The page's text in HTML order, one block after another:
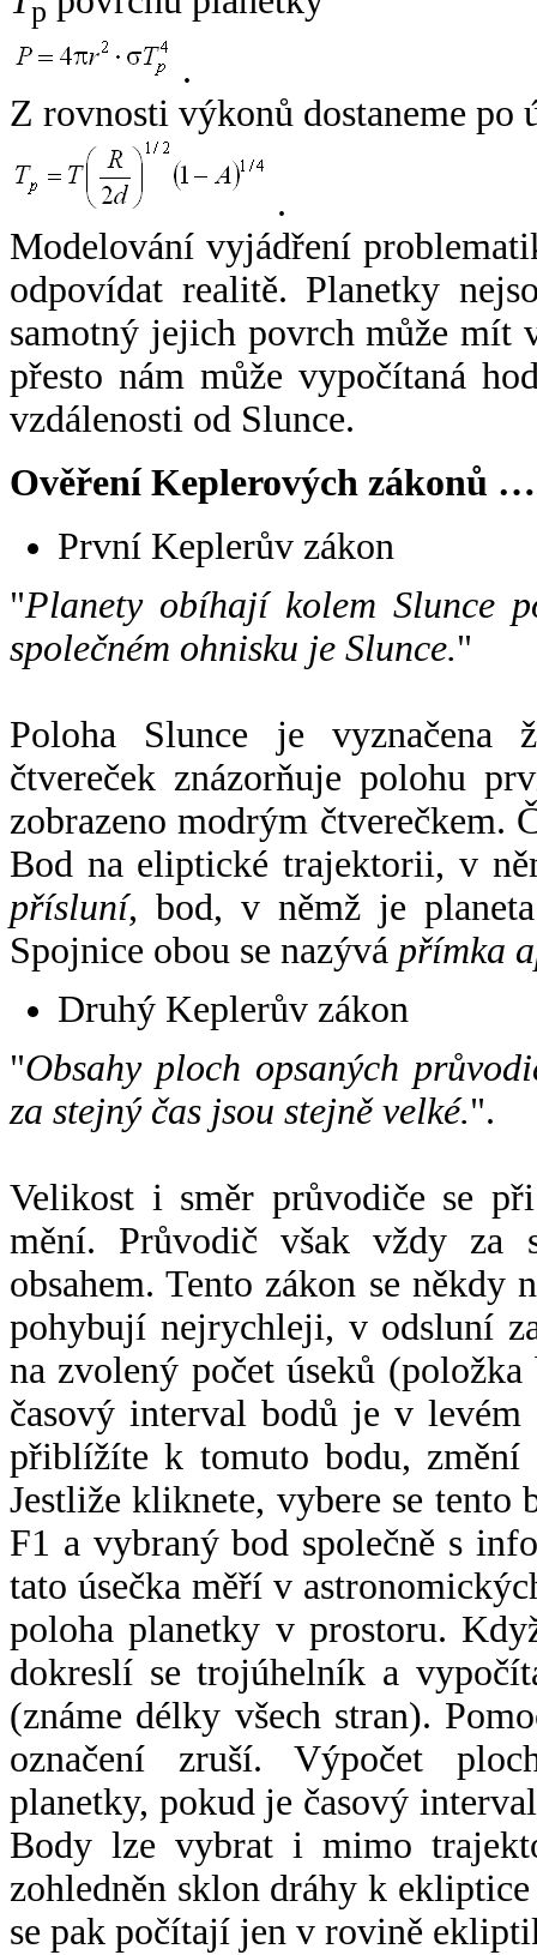
p
.
Z rovnosti výkonů dostaneme po
.
Modelování vyjádření
odpovídat realitě. Planetky
samotný jejich povrch může mít
přesto nám může vypočítaná
vzdálenosti od Slunce.
Ověření Keplerových zákonů …
První Keplerův zákon
"Planety obíhají kolem Slunce
společném ohnisku je Slunce."
Poloha Slunce je vyznačena
čtvereček znázorňuje polohu
zobrazeno modrým čtverečkem.
Bod na eliptické trajektorii, v
přísluní, bod, v němž je
Spojnice obou se nazývá přímka
Druhý Keplerův zákon
"Obsahy ploch opsaných
za stejný čas jsou stejně velké.".
Velikost i směr průvodiče se
mění. Průvodič však vždy za
obsahem. Tento zákon se někdy
pohybují nejrychleji, v odsluní
na zvolený počet úseků
časový interval bodů je v
přiblížíte k tomuto bodu,
Jestliže kliknete, vybere se tento
F1 a vybraný bod společně s
tato úsečka měří v
poloha planetky v prostoru.
dokreslí se trojúhelník a
(známe délky všech stran).
označení zruší. Výpočet
planetky, pokud je časový
Body lze vybrat i mimo
zohledněn sklon dráhy k
se pak počítají jen v rovině